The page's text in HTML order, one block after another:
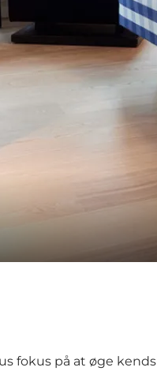
fokus på at øge